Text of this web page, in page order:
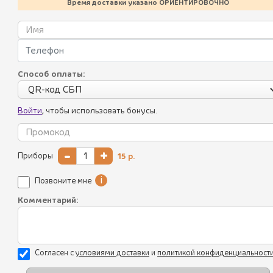
Летнее меню
Батумский стрит-фуд
Хинкали
Пхали
Соусы
Салаты
Холодные закуски
Горячие закуски
Наборы
Время доставки указано ОРИЕНТИРОВОЧНО
Способ оплаты:
Войти, чтобы использовать бонусы.
Приборы - + 15 р.
Позвоните мне i
Комментарий:
Согласен суcловиями доставки и политикой